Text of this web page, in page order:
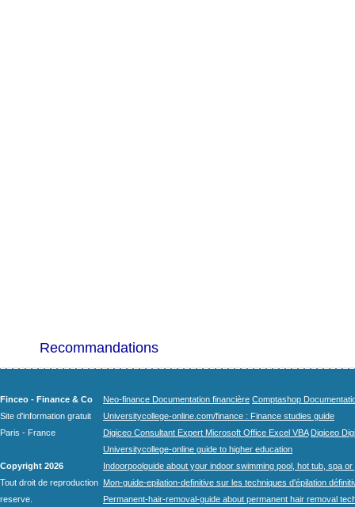
Recommandations
Finceo - Finance & Co
Site d'information gratuit
Paris - France
Copyright 2026
Tout droit de reproduction
reserve.
Neo-finance Documentation financière Comptashop
Universitycollege-online.com/finance : Finance studies guide
Digiceo Consultant Expert Microsoft Office Excel VBA Digiceo
Universitycollege-online guide to higher education
Indoorpoolguide about your indoor swimming pool, hot tub, spa
Mon-guide-epilation-definitive sur les techniques d'épilation
Permanent-hair-removal-guide about permanent hair removal